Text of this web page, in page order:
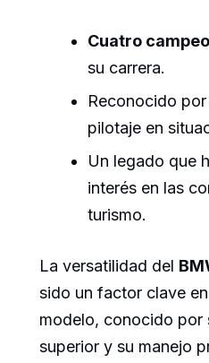
Cuatro
su carrera.
Reconocido
pilotaje en
Un legado que
interés en las
turismo.
La versatilidad del
sido un factor clave
modelo, conocido por
superior y su manejo